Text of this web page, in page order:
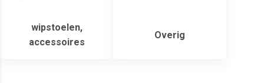
wipstoelen,
accessoires
Overig